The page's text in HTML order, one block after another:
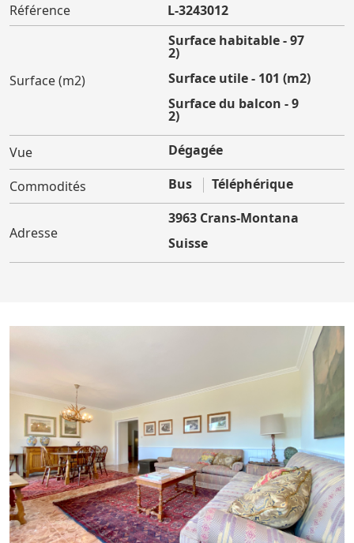
Référence
L-3243012
Surface (m2)
Surface habitable - 97
(m2)
Surface utile - 101 (m2)
Surface du balcon - 9
(m2)
Vue Dégagée
Commodités Bus Téléphérique
Adresse
3963 Crans-Montana
Suisse